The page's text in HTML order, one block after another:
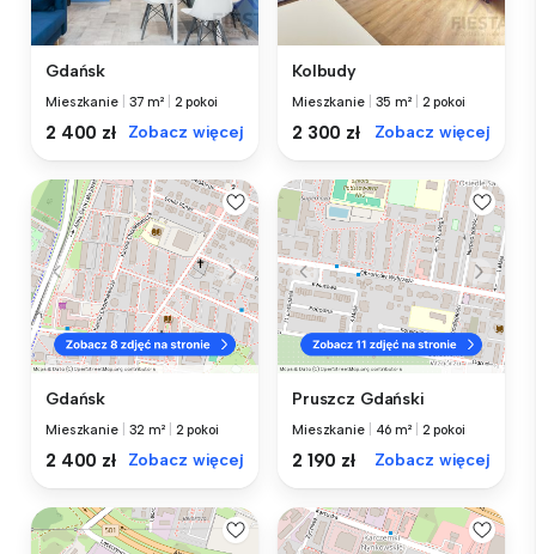
Gdańsk
Mieszkanie 37 m² 2 pokoi
2 400 zł Zobacz więcej
Kolbudy
Mieszkanie 35 m² 2 pokoi
2 300 zł Zobacz więcej
Gdańsk
Mieszkanie 32 m² 2 pokoi
2 400 zł Zobacz więcej
Pruszcz Gdański
Mieszkanie 46 m² 2 pokoi
2 190 zł Zobacz więcej